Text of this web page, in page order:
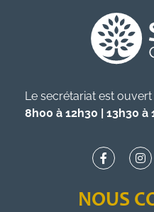
Le secrétariat est
8h00 à 12h30 | 13h30 à
NOUS